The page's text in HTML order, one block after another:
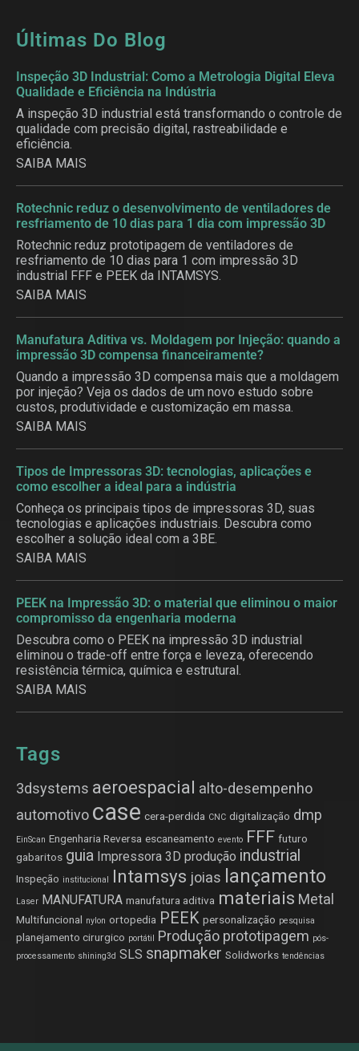
Últimas Do Blog
Inspeção 3D Industrial: Como a Metrologia Digital Eleva
Qualidade e Eficiência na Indústria
A inspeção 3D industrial está transformando o controle de
qualidade com precisão digital, rastreabilidade e
eficiência.
SAIBA MAIS
Rotechnic reduz o desenvolvimento de ventiladores de
resfriamento de 10 dias para 1 dia com impressão 3D
Rotechnic reduz prototipagem de ventiladores de
resfriamento de 10 dias para 1 com impressão 3D
industrial FFF e PEEK da INTAMSYS.
SAIBA MAIS
Manufatura Aditiva vs. Moldagem por Injeção: quando a
impressão 3D compensa financeiramente?
Quando a impressão 3D compensa mais que a moldagem
por injeção? Veja os dados de um novo estudo sobre
custos, produtividade e customização em massa.
SAIBA MAIS
Tipos de Impressoras 3D: tecnologias, aplicações e
como escolher a ideal para a indústria
Conheça os principais tipos de impressoras 3D, suas
tecnologias e aplicações industriais. Descubra como
escolher a solução ideal com a 3BE.
SAIBA MAIS
PEEK na Impressão 3D: o material que eliminou o maior
compromisso da engenharia moderna
Descubra como o PEEK na impressão 3D industrial
eliminou o trade-off entre força e leveza, oferecendo
resistência térmica, química e estrutural.
SAIBA MAIS
Tags
3dsystems aeroespacial alto-desempenho
automotivo case cera-perdida CNC digitalização dmp
EinScan Engenharia Reversa escaneamento evento FFF futuro
gabaritos guia Impressora 3D produção industrial
Inspeção institucional Intamsys joias lançamento
Laser MANUFATURA manufatura aditiva materiais Metal
Multifuncional nylon ortopedia PEEK personalização pesquisa
planejamento cirurgico portátil Produção prototipagem pós-
processamento shining3d SLS snapmaker Solidworks tendências